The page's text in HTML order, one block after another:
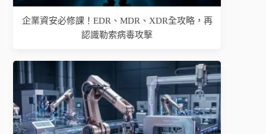
企業資安必修課！EDR、MDR、XDR全攻略，再
認識勒索病毒攻擊